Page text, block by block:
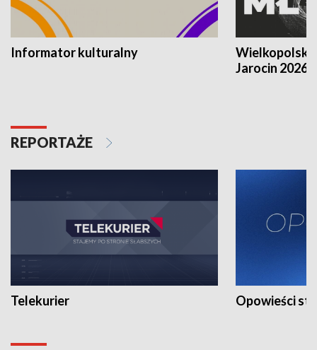
Informator kulturalny
Jarocin 2026
REPORTAŻE
Telekurier Opowieści